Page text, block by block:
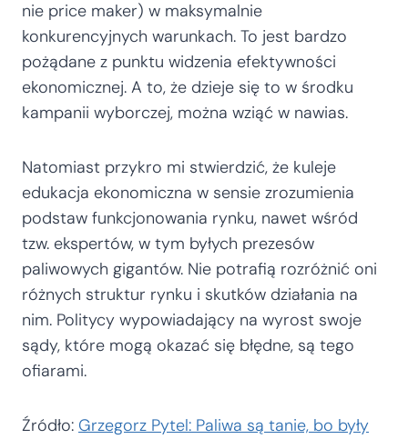
nie price maker) w maksymalnie
konkurencyjnych warunkach. To jest bardzo
pożądane z punktu widzenia efektywności
ekonomicznej. A to, że dzieje się to w środku
kampanii wyborczej, można wziąć w nawias.
Natomiast przykro mi stwierdzić, że kuleje
edukacja ekonomiczna w sensie zrozumienia
podstaw funkcjonowania rynku, nawet wśród
tzw. ekspertów, w tym byłych prezesów
paliwowych gigantów. Nie potrafią rozróżnić oni
różnych struktur rynku i skutków działania na
nim. Politycy wypowiadający na wyrost swoje
sądy, które mogą okazać się błędne, są tego
ofiarami.
Źródło: Grzegorz Pytel: Paliwa są tanie, bo były